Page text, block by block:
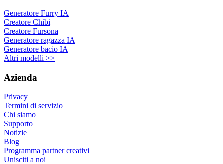
Generatore Furry IA
Creatore Chibi
Creatore Fursona
Generatore ragazza IA
Generatore bacio IA
Altri modelli >>
Azienda
Privacy
Termini di servizio
Chi siamo
Supporto
Notizie
Blog
Programma partner creativi
Unisciti a noi